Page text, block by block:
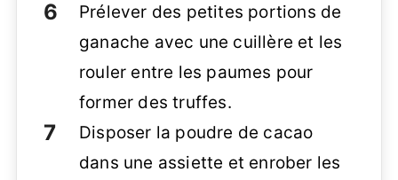
Prélever des petites portions de
ganache avec une cuillère et les
rouler entre les paumes pour
former des truffes.
Disposer la poudre de cacao
dans une assiette et enrober les